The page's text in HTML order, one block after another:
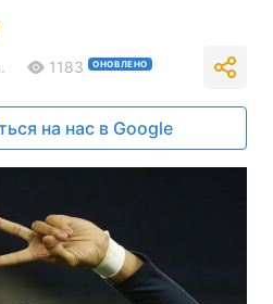
1183 ОНОВЛЕНО
на нас в Google